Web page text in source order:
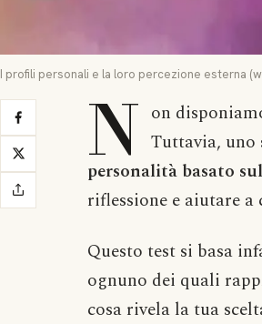
I profili personali e la loro percezione esterna
N on
Tuttavia, uno
personalità basato
riflessione e aiutare
Questo test si basa
ognuno dei quali
cosa rivela la tua